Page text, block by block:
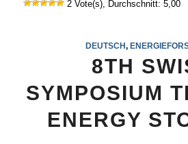
2 Vote(s), Durchschnitt: 5,00
DEUTSCH,
8TH
SYMPOSIUM
ENERGY